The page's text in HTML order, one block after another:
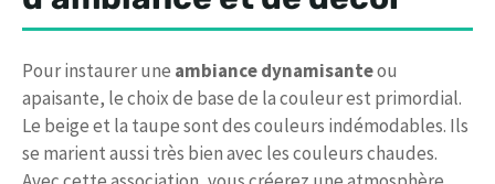
Pour instaurer une ambiance dynamisanteou
apaisante, le choix de base de la couleur est primordial.
Le beige et la taupe sont des couleurs indémodables. Ils
se marient aussi très bien avec les couleurs chaudes.